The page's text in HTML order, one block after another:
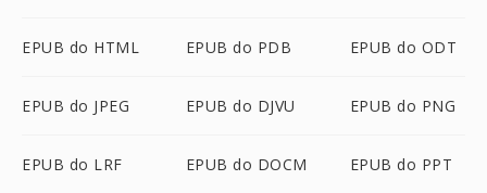
EPUB do HTML EPUB do PDB EPUB do ODT
EPUB do JPEG EPUB do DJVU EPUB do PNG
EPUB do LRF EPUB do DOCM EPUB do PPT